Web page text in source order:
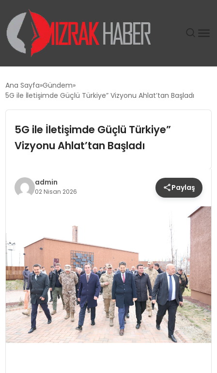
DÜNYA
EKONOMI
SPOR
Ana Sayfa Gündem
5G ile İletişimde Güçlü Türkiye” Vizyonu Ahlat’tan Başladı
5G ile İletişimde Güçlü Türkiye”
Vizyonu Ahlat’tan Başladı
admin
02 Nisan 2026 Paylaş